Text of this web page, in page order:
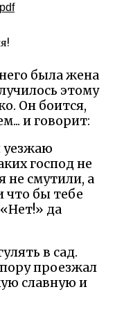
была жена
этому
Он боится,
и говорит:
уезжаю
господ не
не смутили, а
что бы тебе
да
в сад.
проезжал
славную и